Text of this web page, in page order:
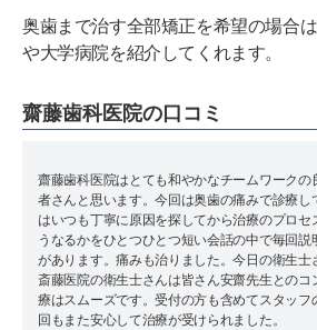
奥歯まで治す全部矯正を希望の場合
や大学病院を紹介してくれます。
齋藤歯科医院の口コミ
齋藤歯科医院はとても和やかなチームワークの
者さんと思います。今回は奥歯の痛みで診療し
はいつも丁寧に原因を探してから治療のプロセ
うなるかをひとつひとつ短い会話の中で毎回
があります。痛みも治りました。今日の衛生士
斎藤医院の衛生士さんは皆さん安齋先生とのコ
療はスムーズです。受付の方も含めてスタッフ
回もまた安心して治療が受けられました。